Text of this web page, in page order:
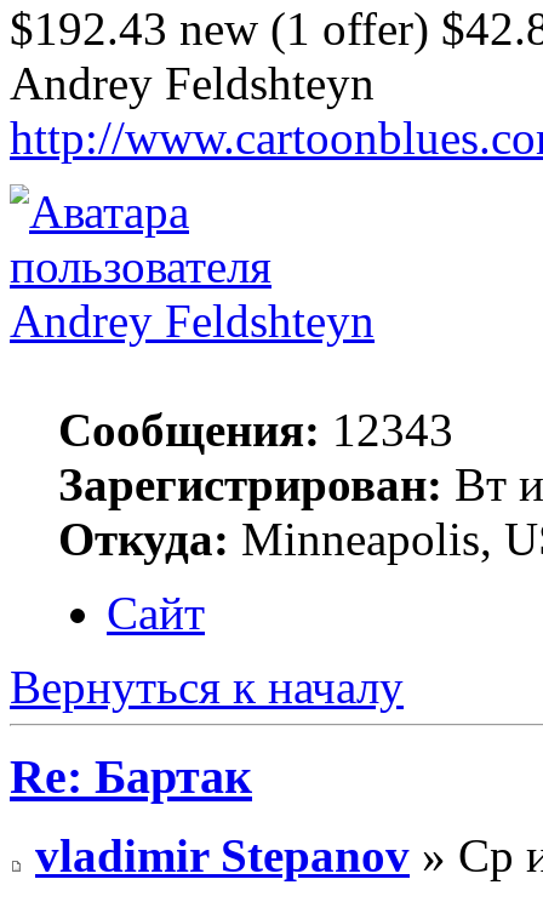
$192.43 new (1 offer)
Andrey Feldshteyn
http://
Andrey Feldshteyn
Сообщения: 12343
Зарегистрирован: Вт
Откуда: Minneapolis,
Сайт
Вернуться к началу
Re: Бартак
vladimir Stepanov » Ср